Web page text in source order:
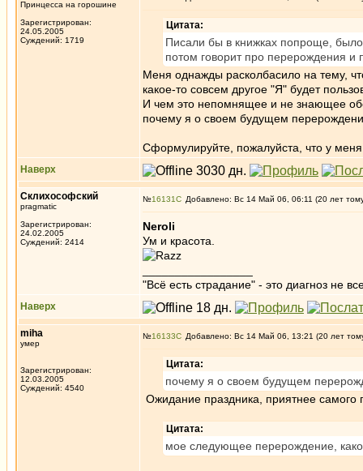
Принцесса на горошине
Зарегистрирован:
24.05.2005
Суждений: 1719
Цитата:
Писали бы в книжках попроще, было
потом говорит про перерождения
Меня однажды расколбасило на тему,
какое-то совсем другое "Я" будет
И чем это непомнящее и не знающее
почему я о своем будущем
Сформулируйте, пожалуйста, что у
Наверх
Склихософский
pragmatic
Зарегистрирован:
24.02.2005
Суждений: 2414
№16131 Добавлено: Вс 14 Май 06, 06:11 (20 лет
Neroli
Ум и красота.
"Всё есть страдание" - это диагноз не
Наверх
miha
умер
Зарегистрирован:
12.03.2005
Суждений: 4540
№16133 Добавлено: Вс 14 Май 06, 13:21 (20 лет
Цитата:
почему я о своем будущем
Ожидание праздника, приятнее самого
Цитата:
мое следующее перерождение,